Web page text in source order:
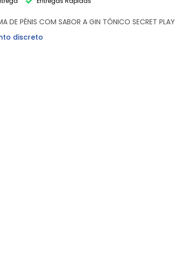
DE PÉNIS COM SABOR A GIN TÓNICO SECRET PLAY
discreto